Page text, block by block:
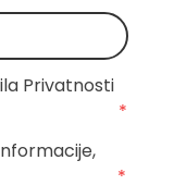
Privatnosti
*
*